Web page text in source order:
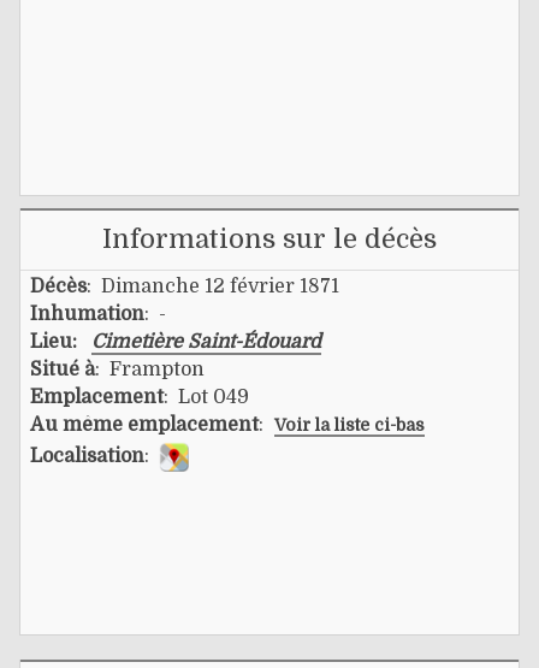
Informations sur le décès
Décès: Dimanche 12 février 1871
Inhumation: -
Lieu:
Cimetière Saint-Édouard
Situé à: Frampton
Emplacement: Lot 049
Au même emplacement: Voir la liste ci-bas
Localisation: